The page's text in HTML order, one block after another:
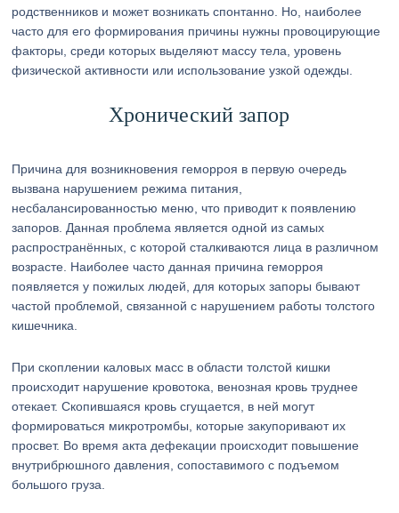
родственников и может возникать спонтанно. Но, наиболее
часто для его формирования причины нужны провоцирующие
факторы, среди которых выделяют массу тела, уровень
физической активности или использование узкой одежды.
Хронический запор
Причина для возникновения геморроя в первую очередь
вызвана нарушением режима питания,
несбалансированностью меню, что приводит к появлению
запоров. Данная проблема является одной из самых
распространённых, с которой сталкиваются лица в различном
возрасте. Наиболее часто данная причина геморроя
появляется у пожилых людей, для которых запоры бывают
частой проблемой, связанной с нарушением работы толстого
кишечника.
При скоплении каловых масс в области толстой кишки
происходит нарушение кровотока, венозная кровь труднее
отекает. Скопившаяся кровь сгущается, в ней могут
формироваться микротромбы, которые закупоривают их
просвет. Во время акта дефекации происходит повышение
внутрибрюшного давления, сопоставимого с подъемом
большого груза.